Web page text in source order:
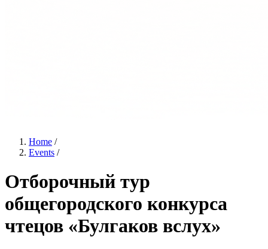
Home /
Events /
Отборочный тур
общегородского конкурса
чтецов «Булгаков вслух»